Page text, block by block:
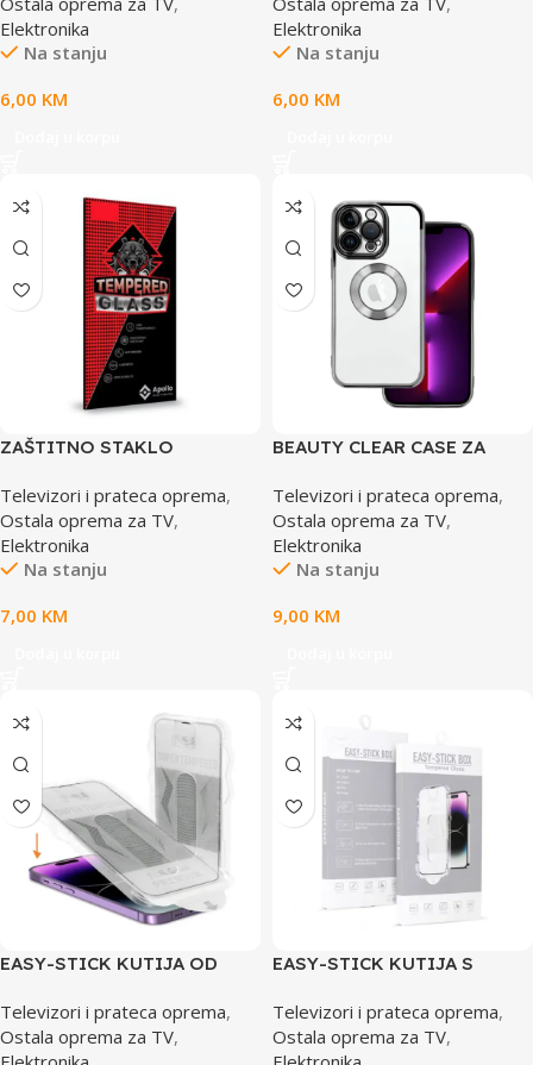
Elektronika
Na stanju
6,00 KM
Elektronika
Na stanju
6,00 KM
ZAŠTITNO STAKLO
PRO
Televizori i prateca oprema,
Ostala oprema za TV,
Elektronika
Na stanju
7,00 KM
BEAUTY CLEAR CASE ZA
Televizori i prateca oprema,
Ostala oprema za TV,
Elektronika
Na stanju
9,00 KM
EASY-STICK KUTIJA OD
PUNIM LEPKOM ZA IPHONE
14 PRO MAX CRNI
Televizori i prateca oprema,
Ostala oprema za TV,
EASY-STICK KUTIJA S
KALJENOG STAKLA ZA
IPHONE 13 PRO MAX/14
Televizori i prateca oprema,
Ostala oprema za TV,